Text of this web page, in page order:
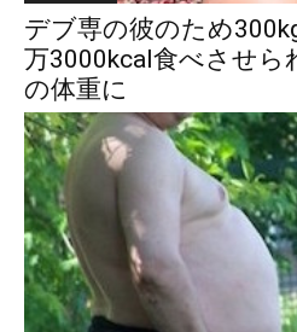
デブ専の彼のため
万3000kcal食べさせら
の体重に